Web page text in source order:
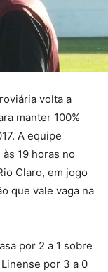
volta a
manter 100%
A equipe
19 horas no
Claro, em jogo
que vale vaga na
por 2 a 1 sobre
por 3 a 0